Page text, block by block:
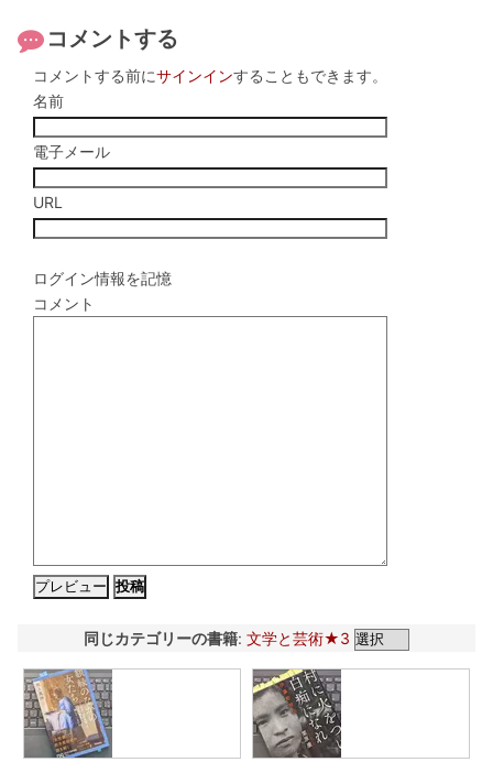
コメントする
コメントする前にサインインすることもできます。
名前
電子メール
URL
ログイン情報を記憶
コメント
同じカテゴリーの書籍: 文学と芸術★3